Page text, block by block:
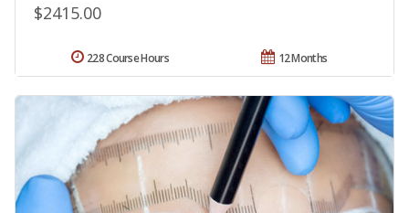
$2415.00
12 Months
228 Course Hours